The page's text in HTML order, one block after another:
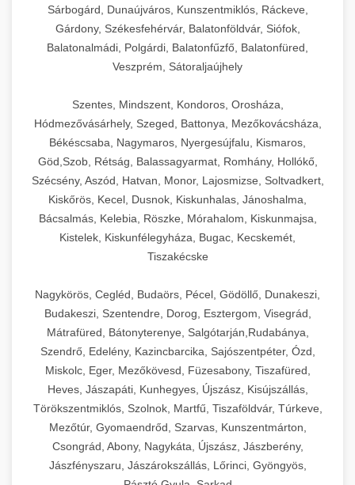
Sárbogárd, Dunaújváros, Kunszentmiklós, Ráckeve,
Gárdony, Székesfehérvár, Balatonföldvár, Siófok,
Balatonalmádi, Polgárdi, Balatonfűzfő, Balatonfüred,
Veszprém, Sátoraljaújhely
Szentes, Mindszent, Kondoros, Orosháza,
Hódmezővásárhely, Szeged, Battonya, Mezőkovácsháza,
Békéscsaba, Nagymaros, Nyergesújfalu, Kismaros,
Göd,Szob, Rétság, Balassagyarmat, Romhány, Hollókő,
Szécsény, Aszód, Hatvan, Monor, Lajosmizse, Soltvadkert,
Kiskőrös, Kecel, Dusnok, Kiskunhalas, Jánoshalma,
Bácsalmás, Kelebia, Röszke, Mórahalom, Kiskunmajsa,
Kistelek, Kiskunfélegyháza, Bugac, Kecskemét,
Tiszakécske
Nagykörös, Cegléd, Budaörs, Pécel, Gödöllő, Dunakeszi,
Budakeszi, Szentendre, Dorog, Esztergom, Visegrád,
Mátrafüred, Bátonyterenye, Salgótarján,Rudabánya,
Szendrő, Edelény, Kazincbarcika, Sajószentpéter, Ózd,
Miskolc, Eger, Mezőkövesd, Füzesabony, Tiszafüred,
Heves, Jászapáti, Kunhegyes, Újszász, Kisújszállás,
Törökszentmiklós, Szolnok, Martfű, Tiszaföldvár, Túrkeve,
Mezőtúr, Gyomaendrőd, Szarvas, Kunszentmárton,
Csongrád, Abony, Nagykáta, Újszász, Jászberény,
Jászfényszaru, Jászárokszállás, Lőrinci, Gyöngyös,